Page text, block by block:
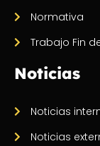
Normativa
Trabajo Fin
Noticias
Noticias
Noticias